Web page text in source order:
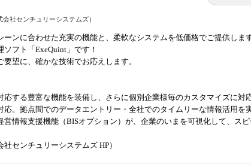
会社センチュリーシステムズ）
ーンに合わせた充実の機能と、柔軟なシステムを低価格でご提供します
ソフト「ExeQuint」です！
要望に、確かな技術でお応えします。
応する豊富な機能を装備し、さらに個別企業様毎のカスタマイズに対
応。拠点間でのデータエントリー・全社でのタイムリーな情報活用を
営情報支援機能（BISオプション）が、企業のいまを可視化して、ス
社センチュリーシステムズ HP）